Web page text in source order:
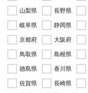
山梨県
長野県
岐阜県
静岡県
京都府
大阪府
鳥取県
島根県
徳島県
香川県
佐賀県
長崎県